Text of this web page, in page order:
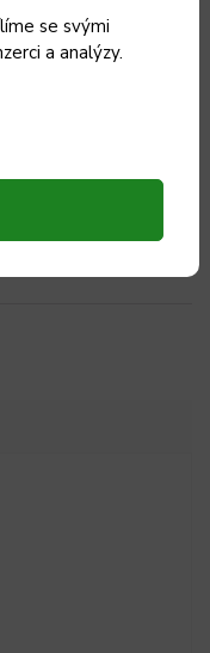
se svými
a analýzy.